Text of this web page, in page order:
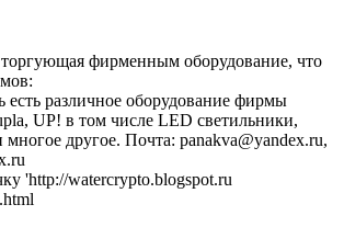
фирменным оборудование, что
есть различное оборудование фирмы
UP! в том числе LED светильники,
другое. Почта: panakva@yandex.ru,
'http://watercrypto.blogspot.ru